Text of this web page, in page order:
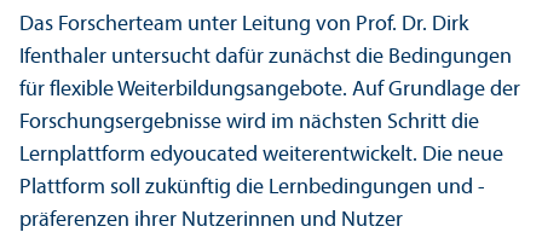
Das Forscher­team unter Leitung von Prof. Dr. Dirk
Ifenthaler unter­sucht dafür zunächst die Bedingungen
für flexible Weiterbildungs­angebote. Auf Grundlage der
Forschungs­ergebnisse wird im nächsten Schritt die
Lernplattform edyoucated weiterentwickelt. Die neue
Plattform soll zukünftig die Lernbedingungen und -
präferenzen ihrer Nutzerinnen und Nutzer